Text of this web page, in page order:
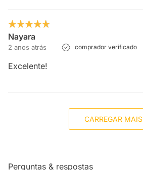
Nayara
2 anos atrás comprador verificado
Excelente!
CARREGAR MAIS
Perguntas & respostas